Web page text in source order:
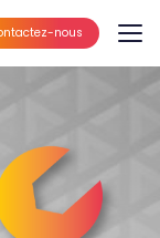
nous